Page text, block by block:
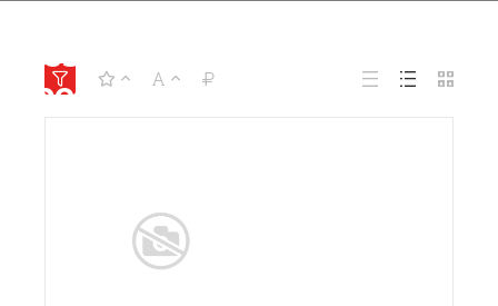
без Военной приемки
(рел. "Ленинград"),для